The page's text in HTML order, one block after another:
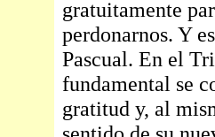
gratuitamente
perdonarnos. Y
Pascual. En el
fundamental se
gratitud y, al